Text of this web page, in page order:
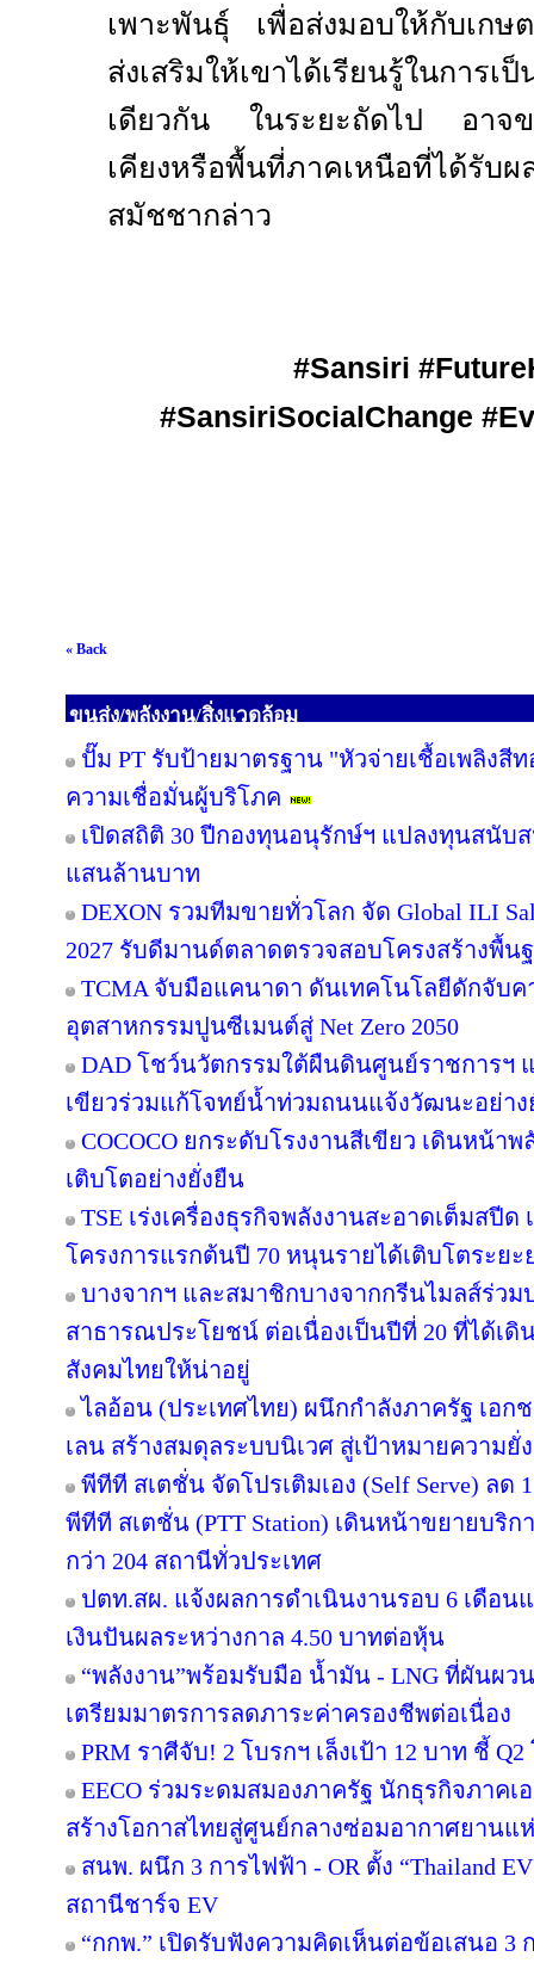
เพาะพันธุ์ เพื่อส่งมอบให้กับเกษ
ส่งเสริมให้เขาได้เรียนรู้ในการเ
เดียวกัน ในระยะถัดไป อาจข
เคียงหรือพื้นที่ภาคเหนือที่ได้รับผ
สมัชชากล่าว
#Sansiri
#SansiriSocialChange
« Back
ขนส่ง/พลังงาน/สิ่งแวดล้อม
ปั๊ม PT รับป้ายมาตรฐาน "หัวจ่ายเชื้อเพลิงสี
ความเชื่อมั่นผู้บริโภค
เปิดสถิติ 30 ปีกองทุนอนุรักษ์ฯ แปลงทุนสนับ
แสนล้านบาท
DEXON รวมทีมขายทั่วโลก จัด Global ILI
2027 รับดีมานด์ตลาดตรวจสอบโครงสร้างพื้น
TCMA จับมือแคนาดา ดันเทคโนโลยีดักจับค
อุตสาหกรรมปูนซีเมนต์สู่ Net Zero 2050
DAD โชว์นวัตกรรมใต้ผืนดินศูนย์ราชการฯ
เขียวร่วมแก้โจทย์น้ำท่วมถนนแจ้งวัฒนะอย่าง
COCOCO ยกระดับโรงงานสีเขียว เดินหน้า
เติบโตอย่างยั่งยืน
TSE เร่งเครื่องธุรกิจพลังงานสะอาดเต็มสปีด
โครงการแรกต้นปี 70 หนุนรายได้เติบโตระยะ
บางจากฯ และสมาชิกบางจากกรีนไมลส์ร่วม
สาธารณประโยชน์ ต่อเนื่องเป็นปีที่ 20 ที่ได้เดิ
สังคมไทยให้น่าอยู่
ไลอ้อน (ประเทศไทย) ผนึกกำลังภาครัฐ เอ
เลน สร้างสมดุลระบบนิเวศ สู่เป้าหมายความยั่
พีทีที สเตชั่น จัดโปรเติมเอง (Self Serve) ลด
พีทีที สเตชั่น (PTT Station) เดินหน้าขยายบริก
กว่า 204 สถานีทั่วประเทศ
ปตท.สผ. แจ้งผลการดำเนินงานรอบ 6 เดือน
เงินปันผลระหว่างกาล 4.50 บาทต่อหุ้น
“พลังงาน”พร้อมรับมือ น้ำมัน - LNG ที่ผันผว
เตรียมมาตรการลดภาระค่าครองชีพต่อเนื่อง
PRM ราศีจับ! 2 โบรกฯ เล็งเป้า 12 บาท ชี้
EECO ร่วมระดมสมองภาครัฐ นักธุรกิจภาค
สร้างโอกาสไทยสู่ศูนย์กลางซ่อมอากาศยานแ
สนพ. ผนึก 3 การไฟฟ้า - OR ตั้ง “Thailand
สถานีชาร์จ EV
“กกพ.” เปิดรับฟังความคิดเห็นต่อข้อเสนอ 3